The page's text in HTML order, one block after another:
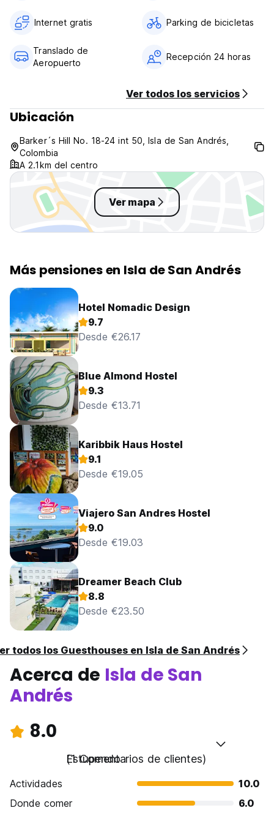
Internet gratis Parking de bicicletas
Translado de
Aeropuerto
Recepción 24 horas
Ver todos los servicios
Ubicación
Barker´s Hill No. 18-24 int 50, Isla de San Andrés,
Colombia
A 2.1km del centro
Ver mapa
Más pensiones en Isla de San Andrés
Hotel Nomadic Design
9.7
Desde €26.17
Blue Almond Hostel
9.3
Desde €13.71
Karibbik Haus Hostel
9.1
Desde €19.05
Viajero San Andres Hostel
9.0
Desde €19.03
Dreamer Beach Club
8.8
Desde €23.50
todos los Guesthouses en Isla de San Andrés
Acerca de Isla de San
Andrés
8.0
Estupendo
(1 Comentarios de clientes)
Actividades
10.0
Donde comer
6.0